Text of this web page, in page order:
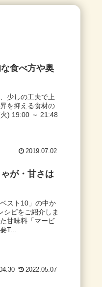
食べ方や奥
少しの工夫で上
を抑える食材の
) 19:00 ～ 21:48
2019.07.02
が・甘さは
スト10」の中か
シピをご紹介しま
甘味料「マービ
T...
2022.05.07